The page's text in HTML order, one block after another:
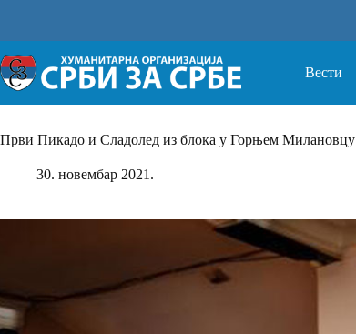
Вести
Први Пикадо и Сладолед из блока у Горњем Милановцу
30. новембар 2021.